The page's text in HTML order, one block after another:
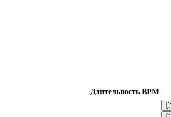
Длительность BPM